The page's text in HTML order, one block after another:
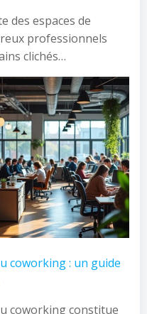
des espaces de
professionnels
clichés…
coworking : un guide
coworking constitue